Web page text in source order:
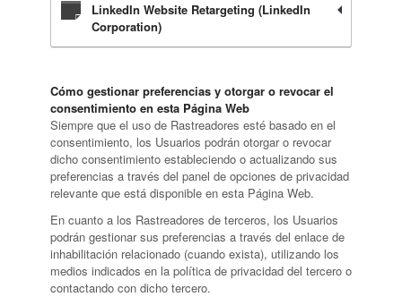
LinkedIn Website Retargeting (LinkedIn
Corporation)
Cómo gestionar preferencias y otorgar o revocar el
consentimiento en esta Página Web
Siempre que el uso de Rastreadores esté basado en el
consentimiento, los Usuarios podrán otorgar o revocar
dicho consentimiento estableciendo o actualizando sus
preferencias a través del panel de opciones de privacidad
relevante que está disponible en esta Página Web.
En cuanto a los Rastreadores de terceros, los Usuarios
podrán gestionar sus preferencias a través del enlace de
inhabilitación relacionado (cuando exista), utilizando los
medios indicados en la política de privacidad del tercero o
contactando con dicho tercero.